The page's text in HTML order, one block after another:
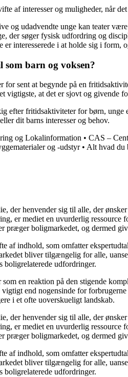
af interesser og muligheder, når
og udadvendte unge kan teater
der søger fysisk udfordring og
er interesserede i at holde sig i
barn og voksen?
sent at begynde på en
vigtigste, at det er sjovt og givende
efter fritidsaktiviteter for børn,
dit barns interesser og behov.
og Lokalinformation • CAS –
og -udstyr• Alt hvad du
der henvender sig til alle, der
er mediet en uvurderlig
præger boligmarkedet, og dermed
af indhold, som omfatter
bliver tilgængelig for alle,
boligrelaterede udfordringer.
en reaktion på den stigende
end nogensinde for
i et ofte uoverskueligt landskab.
der henvender sig til alle, der
er mediet en uvurderlig
præger boligmarkedet, og dermed
af indhold, som omfatter
bliver tilgængelig for alle,
boligrelaterede udfordringer.